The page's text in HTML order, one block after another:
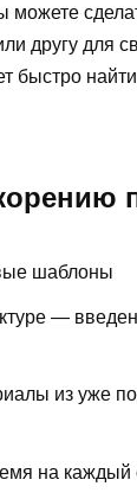
можете
другу для
быстро
шаблоны
—
из уже
на каждый